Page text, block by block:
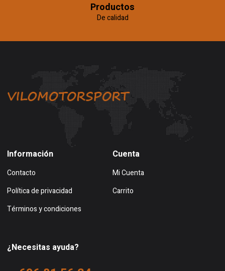
Productos
De calidad
Información
Contacto
Política de privacidad
Términos y condiciones
Cuenta
Mi Cuenta
Carrito
¿Necesitas ayuda?